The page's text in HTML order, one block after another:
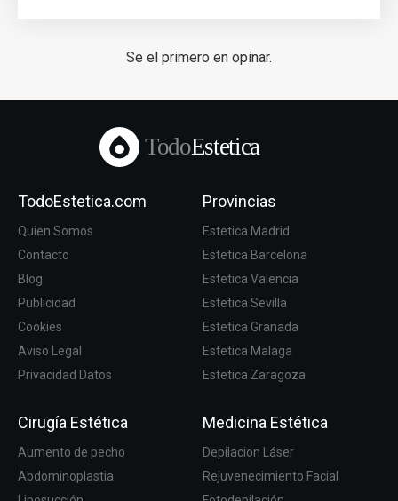
Se el primero en opinar.
TodoEstetica
TodoEstetica.com
Quien Somos
Contacto
Blog
Publicidad
Cookies
Aviso Legal
Privacidad Datos
Provincias
Estetica Madrid
Estetica Barcelona
Estetica Valencia
Estetica Sevilla
Estetica Granada
Estetica Malaga
Estetica Zaragoza
Cirugía Estética
Aumento de pecho
Abdominoplastia
Medicina Estética
Depilacion Láser
Rejuvenecimiento Facial